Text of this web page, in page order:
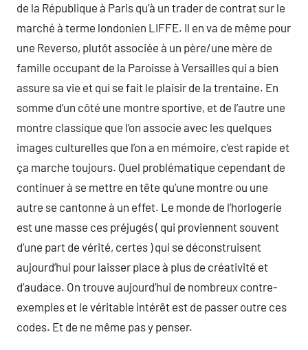
de la République à Paris qu’à un trader de contrat sur le
marché à terme londonien LIFFE. Il en va de même pour
une Reverso, plutôt associée à un père/une mère de
famille occupant de la Paroisse à Versailles qui a bien
assure sa vie et qui se fait le plaisir de la trentaine. En
somme d’un côté une montre sportive, et de l’autre une
montre classique que l’on associe avec les quelques
images culturelles que l’on a en mémoire, c’est rapide et
ça marche toujours. Quel problématique cependant de
continuer à se mettre en tête qu’une montre ou une
autre se cantonne à un effet. Le monde de l’horlogerie
est une masse ces préjugés ( qui proviennent souvent
d’une part de vérité, certes ) qui se déconstruisent
aujourd’hui pour laisser place à plus de créativité et
d’audace. On trouve aujourd’hui de nombreux contre-
exemples et le véritable intérêt est de passer outre ces
codes. Et de ne même pas y penser.